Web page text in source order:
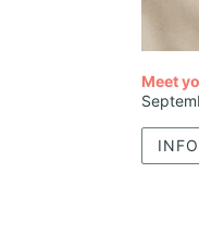
Meet